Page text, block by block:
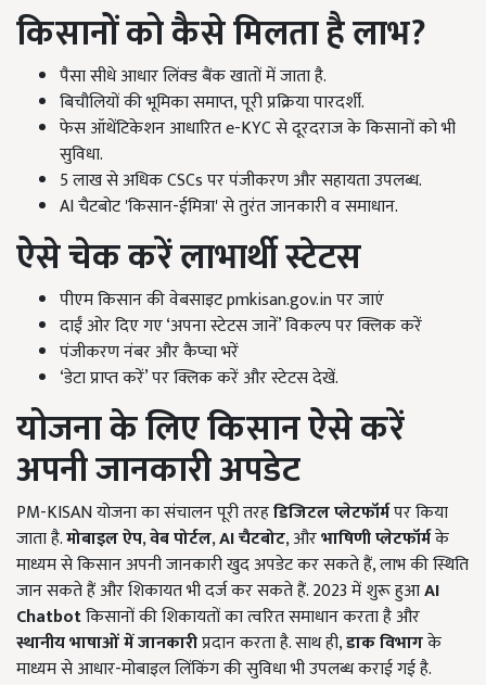
किसानों को कैसे मिलता है लाभ?
पैसा सीधे आधार लिंक्ड बैंक खातों में जाता है.
बिचौलियों की भूमिका समाप्त, पूरी प्रक्रिया पारदर्शी.
फेस ऑथेंटिकेशन आधारित e-KYC से दूरदराज के किसानों को भी
सुविधा.
5 लाख से अधिक CSCs पर पंजीकरण और सहायता उपलब्ध.
AI चैटबोट 'किसान-ईमित्रा' से तुरंत जानकारी व समाधान.
ऐसे चेक करें लाभार्थी स्टेटस
पीएम किसान की वेबसाइट pmkisan.gov.in पर जाएं
दाईं ओर दिए गए ‘अपना स्टेटस जानें’ विकल्प पर क्लिक करें
पंजीकरण नंबर और कैप्चा भरें
‘डेटा प्राप्त करें’ पर क्लिक करें और स्टेटस देखें.
योजना के लिए किसान ऐसे करें
अपनी जानकारी अपडेट
PM-KISAN योजना का संचालन पूरी तरहडिजिटल प्लेटफॉर्मपर किया
जाता है.मोबाइल ऐप,वेब पोर्टल,AIचैटबोट, औरभाषिणी प्लेटफॉर्मके
माध्यम से किसान अपनी जानकारी खुद अपडेट कर सकते हैं, लाभ की स्थिति
जान सकते हैं और शिकायत भी दर्ज कर सकते हैं. 2023 में शुरू हुआAI
Chatbotकिसानों की शिकायतों का त्वरित समाधान करता है और
स्थानीय भाषाओं में जानकारीप्रदान करता है. साथ ही,डाक विभागके
माध्यम से आधार-मोबाइल लिंकिंग की सुविधा भी उपलब्ध कराई गई है.